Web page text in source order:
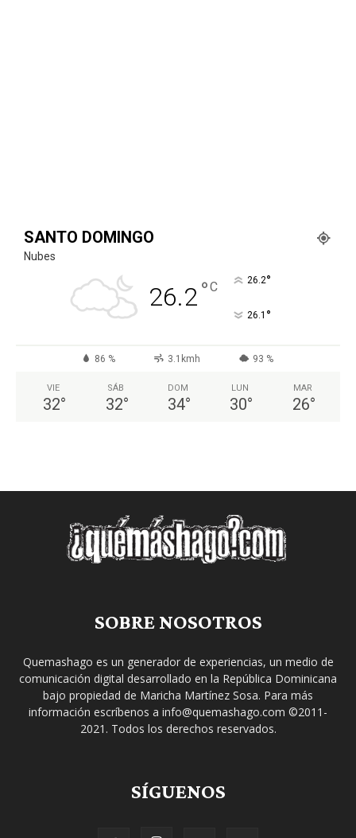
SANTO DOMINGO
Nubes
26.2°C 26.2°
26.1 °
86 % 3.1kmh 93 %
VIE
32°
SÁB
32°
DOM
34°
LUN
30°
MAR
26°
SOBRE NOSOTROS
Quemashago es un generador de experiencias, un medio de
comunicación digital desarrollado en la República Dominicana
bajo propiedad de Maricha Martínez Sosa. Para más
información escríbenos a info@quemashago.com ©2011-
2021. Todos los derechos reservados.
SÍGUENOS